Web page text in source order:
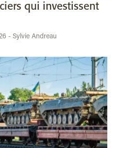
qui investissent
- Sylvie Andreau